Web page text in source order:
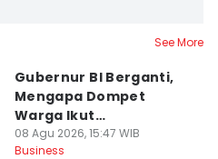
See More
Gubernur BI Berganti,
Mengapa Dompet
Warga Ikut
Terpengaruh?
08 Agu 2026, 15:47 WIB
Business